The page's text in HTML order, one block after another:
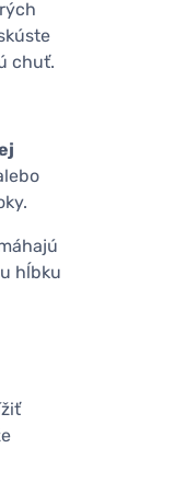
chuť.
hĺbku